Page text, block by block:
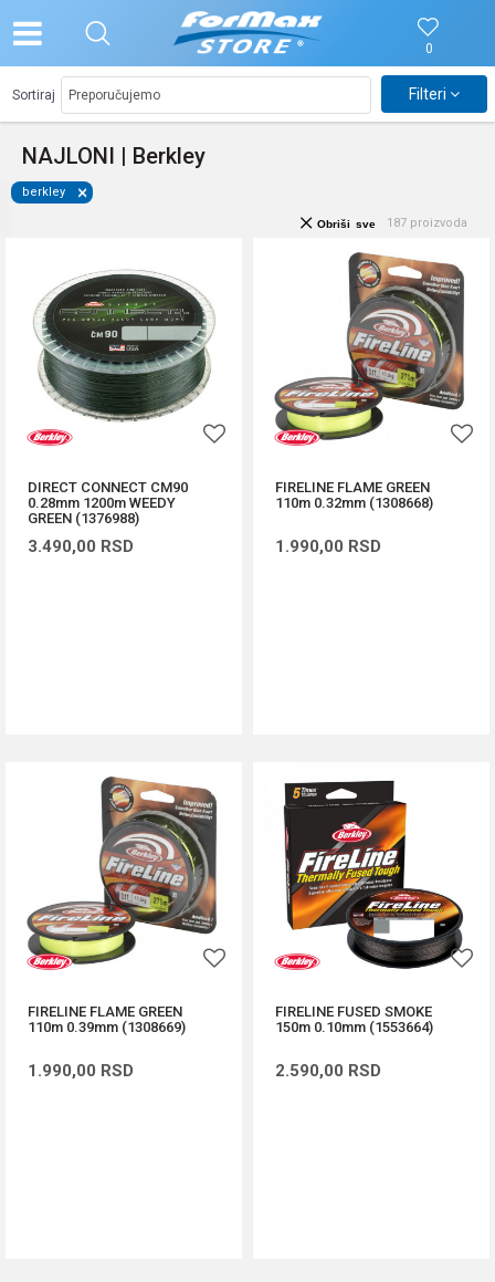
0
NAJLONI | Berkley
Sortiraj Filteri
berkley
187 proizvoda
Obriši sve
DIRECT CONNECT CM90
0.28mm 1200m WEEDY
GREEN (1376988)
3.490,00 RSD
FIRELINE FLAME GREEN
110m 0.32mm (1308668)
1.990,00 RSD
FIRELINE FLAME GREEN
110m 0.39mm (1308669)
1.990,00 RSD
FIRELINE FUSED SMOKE
150m 0.10mm (1553664)
2.590,00 RSD